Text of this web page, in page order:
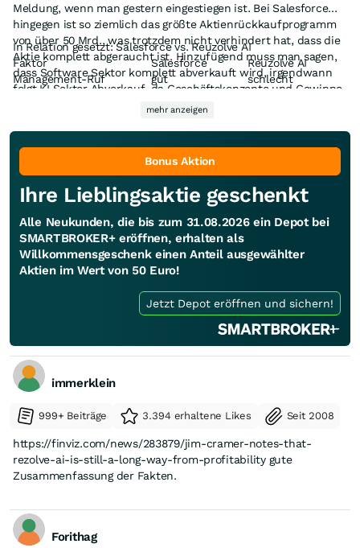
Meldung, wenn man gestern eingestiegen ist. Bei Salesforce
hingegen ist so ziemlich das größte Aktienrückkaufprogramm
von über 50 Mrd., was trotzdem nicht verhindert hat, dass die
Aktie komplett abgeraucht ist. Hinzufügend muss man sagen,
dass Software Sektor komplett abverkauft wird, irgendwann
folgt KI Sektor Abverkauf, da Geschäftskonzepte und Gewinne
In Relation gesetzt: Salesforce vs. Reuzolve AI
Faktor
Salesforce
Reuzolve AI
Management‑Ruf
gut
schlecht
hoch
neutral
Risiko
moderat extrem hoch
mehr anzeigen
Bonus Aktion
Ihre Lieblingsaktie geschenkt
Alle Neukunden, die bis zum 31.08.2026 ein Depot bei
SMARTBROKER+ eröffnen, erhalten als
Willkommensgeschenk einen Anteil ausgewählter
Aktien im Wert von 50 Euro!
Jetzt Depot eröffnen und sichern!
immerklein
999+ Beiträge 3.394 erhaltene Likes Seit 2008
https://finviz.com/news/283879/jim-cramer-notes-that-
rezolve-ai-is-still-a-long-way-from-profitability gute
Zusammenfassung der Fakten.
Forithag